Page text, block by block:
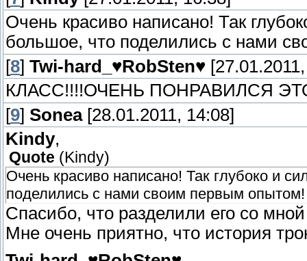
Очень красиво написано! Так
большое, что поделились с нами
[8] Twi-hard_♥RobSten♥
КЛАСС!!!!ОЧЕНЬ ПОНРАВИЛСЯ
[9] Sonea[28.01.2011, 14:08]
Kindy,
Quote ( Kindy)
Очень красиво написано! Так глубоко и
поделились с нами своим первым опытом!
Спасибо, что разделили его со
Мне очень приятно, что история